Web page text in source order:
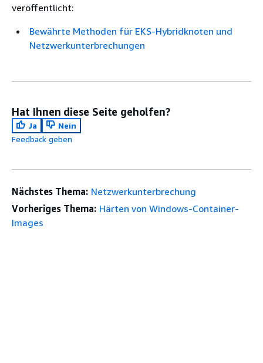
veröffentlicht:
Bewährte Methoden für EKS-Hybridknoten und
Netzwerkunterbrechungen
Hat Ihnen diese Seite geholfen?
Ja
Nein
Feedback geben
Nächstes Thema: Netzwerkunterbrechung
Vorheriges Thema: Härten von Windows-Container-
Images